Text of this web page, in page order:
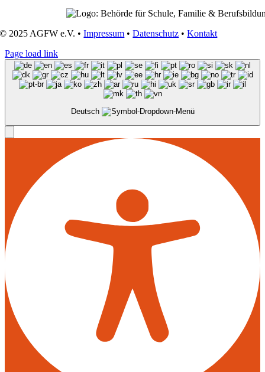
© 2025 AGFW e.V. •Impressum •Datenschutz •Kontakt
Page load link
Deutsch